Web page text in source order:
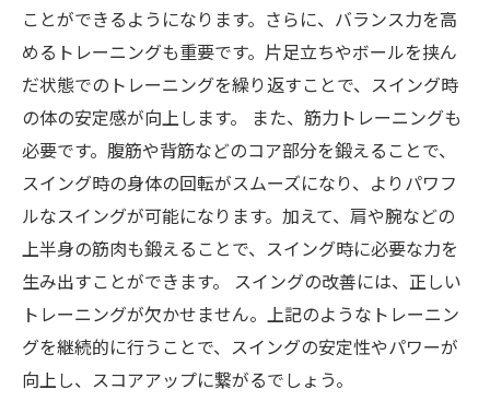
ことができるようになります。さらに、バランス力を高
めるトレーニングも重要です。片足立ちやボールを挟ん
だ状態でのトレーニングを繰り返すことで、スイング時
の体の安定感が向上します。 また、筋力トレーニングも
必要です。腹筋や背筋などのコア部分を鍛えることで、
スイング時の身体の回転がスムーズになり、よりパワフ
ルなスイングが可能になります。加えて、肩や腕などの
上半身の筋肉も鍛えることで、スイング時に必要な力を
生み出すことができます。 スイングの改善には、正しい
トレーニングが欠かせません。上記のようなトレーニン
グを継続的に行うことで、スイングの安定性やパワーが
向上し、スコアアップに繋がるでしょう。